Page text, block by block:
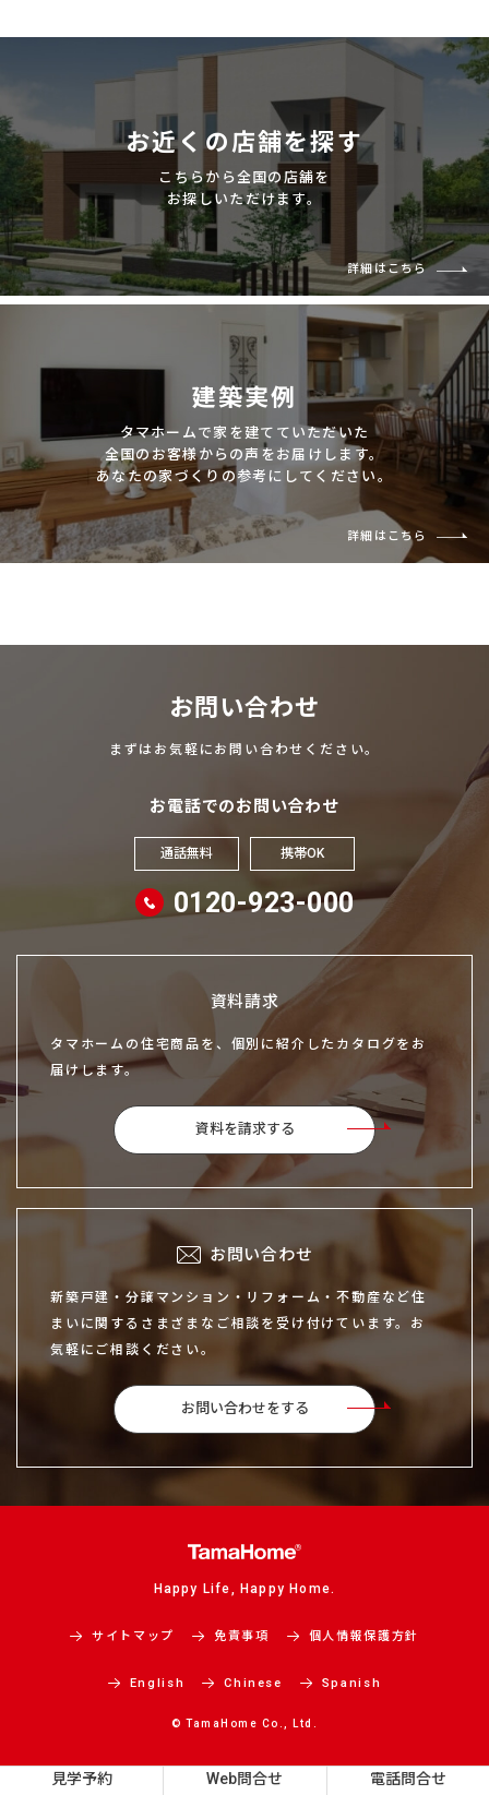
見学予約 Web問合せ 電話問合せ
お近くの店舗を探す
こちらから全国の店舗を
お探しいただけます。
詳細はこちら
建築実例
タマホームで家を建てていただいた
全国のお客様からの声をお届けします。
あなたの家づくりの参考にしてください。
詳細はこちら
お問い合わせ
まずはお気軽にお問い合わせください。
お電話でのお問い合わせ
通話無料 携帯OK
0120-923-000
資料請求
タマホームの住宅商品を、個別に紹介したカタログをお
届けします。
資料を請求する
お問い合わせ
新築戸建・分譲マンション・リフォーム・不動産など住
まいに関するさまざまなご相談を受け付けています。お
気軽にご相談ください。
お問い合わせをする
Happy Life, Happy Home.
サイトマップ 免責事項 個人情報保護方針
English Chinese Spanish
© TamaHome Co., Ltd.